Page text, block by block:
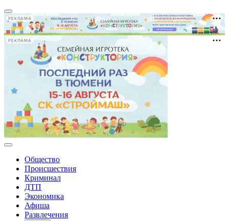
РЕКЛАМА
РЕКЛАМА
Общество
Происшествия
Криминал
ДТП
Экономика
Афиша
Развлечения